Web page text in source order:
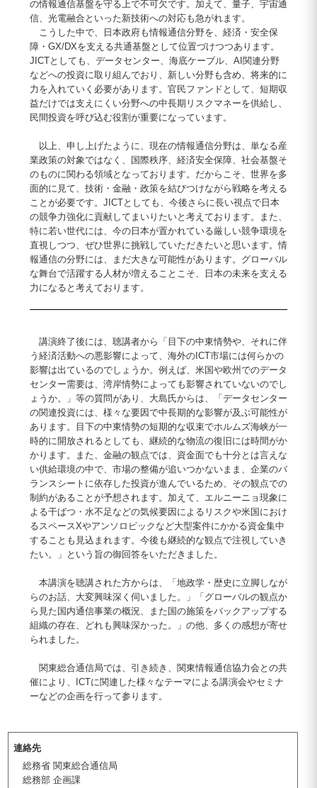
の情報通信基盤を守る上で不可欠です。加えて、量子、宇宙通
信、光電融合といった新技術への対応も急がれます。
こうした中で、日本政府も情報通信分野を、経済・安全保
障・GX/DXを支える共通基盤として位置づけつつあります。
JICTとしても、データセンター、海底ケーブル、AI関連分野
などへの投資に取り組んでおり、新しい分野も含め、将来的に
力を入れていく必要があります。官民ファンドとして、短期収
益だけでは支えにくい分野への中長期リスクマネーを供給し、
民間投資を呼び込む役割が重要になっています。
以上、申し上げたように、現在の情報通信分野は、単なる産
業政策の対象ではなく、国際秩序、経済安全保障、社会基盤そ
のものに関わる領域となっております。だからこそ、世界を多
面的に見て、技術・金融・政策を結びつけながら戦略を考える
ことが必要です。JICTとしても、今後さらに長い視点で日本
の競争力強化に貢献してまいりたいと考えております。また、
特に若い世代には、今の日本が置かれている厳しい競争環境を
直視しつつ、ぜひ世界に挑戦していただきたいと思います。情
報通信の分野には、まだ大きな可能性があります。グローバル
な舞台で活躍する人材が増えることこそ、日本の未来を支える
力になると考えております。
講演終了後には、聴講者から「目下の中東情勢や、それに伴
う経済活動への悪影響によって、海外のICT市場には何らかの
影響は出ているのでしょうか。例えば、米国や欧州でのデータ
センター需要は、湾岸情勢によっても影響されていないのでし
ょうか。」等の質問があり、大島氏からは、「データセンター
の関連投資には、様々な要因で中長期的な影響が及ぶ可能性が
あります。目下の中東情勢の短期的な収束でホルムズ海峡が一
時的に開放されるとしても、継続的な物流の復旧には時間がか
かります。また、金融の観点では、資金面でも十分とは言えな
い供給環境の中で、市場の整備が追いつかないまま、企業のバ
ランスシートに依存した投資が進んでいるため、その観点での
制約があることが予想されます。加えて、エルニーニョ現象に
よる干ばつ・水不足などの気候要因によるリスクや米国におけ
るスペースXやアンソロピックなど大型案件にかかる資金集中
することも見込まれます。今後も継続的な観点で注視していき
たい。」という旨の御回答をいただきました。
本講演を聴講された方からは、「地政学・歴史に立脚しなが
らのお話、大変興味深く伺いました。」「グローバルの観点か
ら見た国内通信事業の概況、また国の施策をバックアップする
組織の存在、どれも興味深かった。」の他、多くの感想が寄せ
られました。
関東総合通信局では、引き続き、関東情報通信協力会との共
催により、ICTに関連した様々なテーマによる講演会やセミナ
ーなどの企画を行って参ります。
連絡先
総務省 関東総合通信局
総務部 企画課